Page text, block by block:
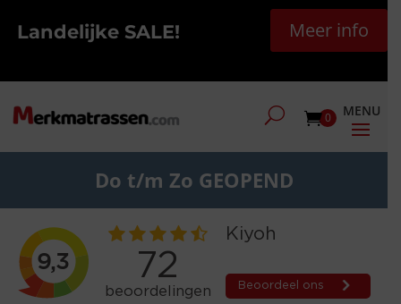
Landelijke SALE! Meer info
0
Do t/m Zo GEOPEND